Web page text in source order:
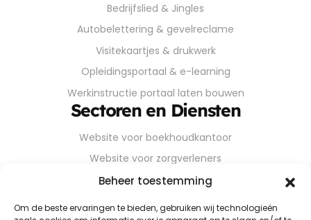
Beheer toestemming
Om de beste ervaringen te bieden, gebruiken wij technologieën
Bedrijfslied & Jingles
Autobelettering & gevelreclame
Visitekaartjes & drukwerk
Opleidingsportaal & e-learning
Werkinstructie portaal laten bouwen
Sectoren en Diensten
Website voor boekhoudkantoor
Website voor zorgverleners
Website voor installateurs